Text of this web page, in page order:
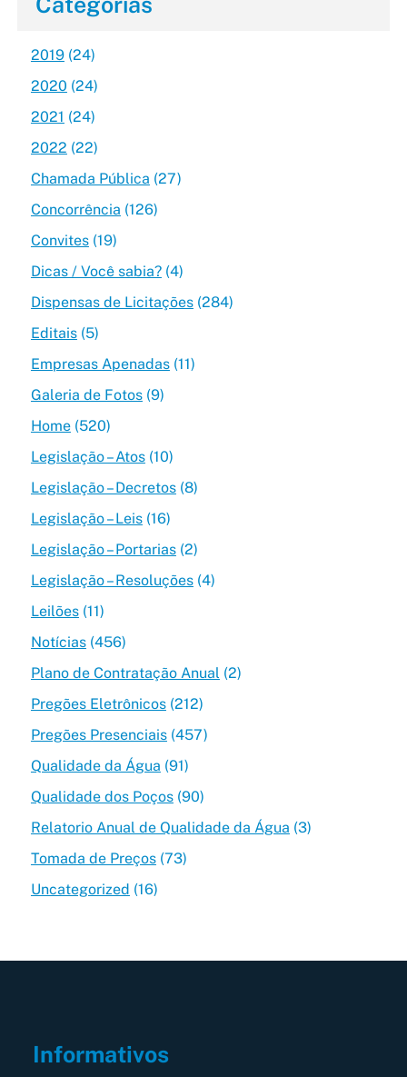
2019(24)
2020 (24)
2021 (24)
2022 (22)
Chamada Pública (27)
Concorrência (126)
Convites(19)
Dicas / Você sabia?(4)
Dispensas de Licitações(284)
Editais(5)
Empresas Apenadas(11)
Galeria de Fotos(9)
Home(520)
Legislação – Atos(10)
Legislação – Decretos(8)
Legislação – Leis(16)
Legislação – Portarias(2)
Legislação – Resoluções(4)
Leilões(11)
Notícias(456)
Plano de Contratação Anual (2)
Pregões Eletrônicos(212)
Pregões Presenciais(457)
Qualidade da Água (91)
Qualidade dos Poços(90)
Relatorio Anual de Qualidade da Água (3)
Tomada de Preços(73)
Uncategorized (16)
Informativos